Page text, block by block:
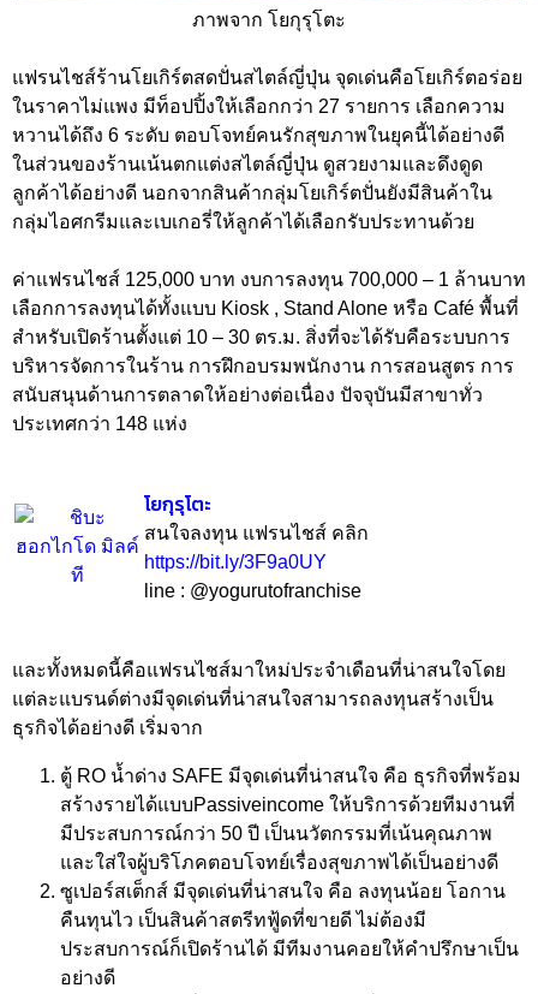
ภาพจาก โยกุรุโตะ
แฟรนไชส์ร้านโยเกิร์ตสดปั่นสไตล์ญี่ปุ่น จุดเด่นคือโยเกิร์ตอร่อย
ในราคาไม่แพง มีท็อปปิ้งให้เลือกกว่า 27 รายการ เลือกความ
หวานได้ถึง 6 ระดับ ตอบโจทย์คนรักสุขภาพในยุคนี้ได้อย่างดี
ในส่วนของร้านเน้นตกแต่งสไตล์ญี่ปุ่น ดูสวยงามและดึงดูด
ลูกค้าได้อย่างดี นอกจากสินค้ากลุ่มโยเกิร์ตปั่นยังมีสินค้าใน
กลุ่มไอศกรีมและเบเกอรี่ให้ลูกค้าได้เลือกรับประทานด้วย
ค่าแฟรนไชส์ 125,000 บาท งบการลงทุน 700,000 – 1 ล้านบาท
เลือกการลงทุนได้ทั้งแบบ Kiosk , Stand Alone หรือ Café พื้นที่
สำหรับเปิดร้านตั้งแต่ 10 – 30 ตร.ม. สิ่งที่จะได้รับคือระบบการ
บริหารจัดการในร้าน การฝึกอบรมพนักงาน การสอนสูตร การ
สนับสนุนด้านการตลาดให้อย่างต่อเนื่อง ปัจจุบันมีสาขาทั่ว
ประเทศกว่า 148 แห่ง
โยกุรุโตะ
สนใจลงทุน แฟรนไชส์ คลิก
https://bit.ly/3F9a0UY
line : @yogurutofranchise
และทั้งหมดนี้คือแฟรนไชส์มาใหม่ประจำเดือนที่น่าสนใจโดย
แต่ละแบรนด์ต่างมีจุดเด่นที่น่าสนใจสามารถลงทุนสร้างเป็น
ธุรกิจได้อย่างดี เริ่มจาก
ตู้ RO น้ำด่าง SAFE มีจุดเด่นที่น่าสนใจ คือ ธุรกิจที่พร้อม
สร้างรายได้แบบPassiveincome ให้บริการด้วยทีมงานที่
มีประสบการณ์กว่า 50 ปี เป็นนวัตกรรมที่เน้นคุณภาพ
และใส่ใจผู้บริโภคตอบโจทย์เรื่องสุขภาพได้เป็นอย่างดี
ซูเปอร์สเต็กส์ มีจุดเด่นที่น่าสนใจ คือ ลงทุนน้อย โอกาน
คืนทุนไว เป็นสินค้าสตรีทฟู้ดที่ขายดี ไม่ต้องมี
ประสบการณ์ก็เปิดร้านได้ มีทีมงานคอยให้คำปรึกษาเป็น
อย่างดี